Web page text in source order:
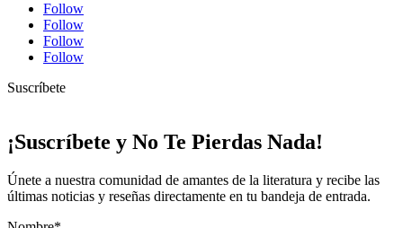
Follow
Follow
Follow
Follow
Suscríbete
¡Suscríbete y No Te Pierdas Nada!
Únete a nuestra comunidad de amantes de la literatura y recibe las
últimas noticias y reseñas directamente en tu bandeja de entrada.